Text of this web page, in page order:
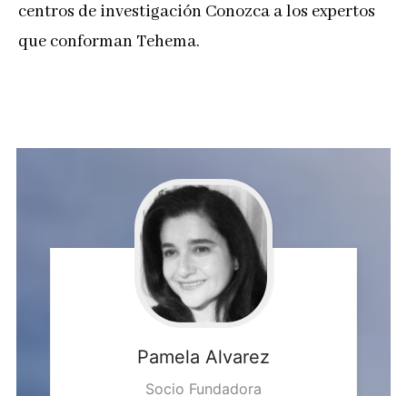
centros de investigación Conozca a los expertos
que conforman Tehema.
Pamela Alvarez
Socio Fundadora